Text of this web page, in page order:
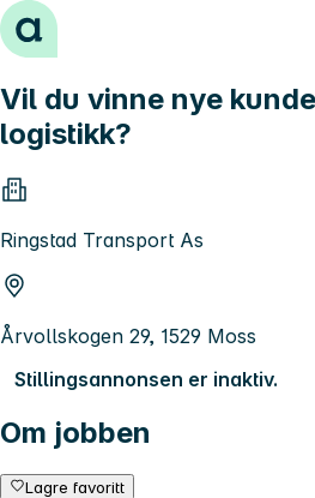
Hopp til innhold
Vil du vinne nye
logistikk?
Ringstad Transport As
Årvollskogen 29, 1529 Moss
Stillingsannonsen er inaktiv.
Om jobben
Lagre favoritt